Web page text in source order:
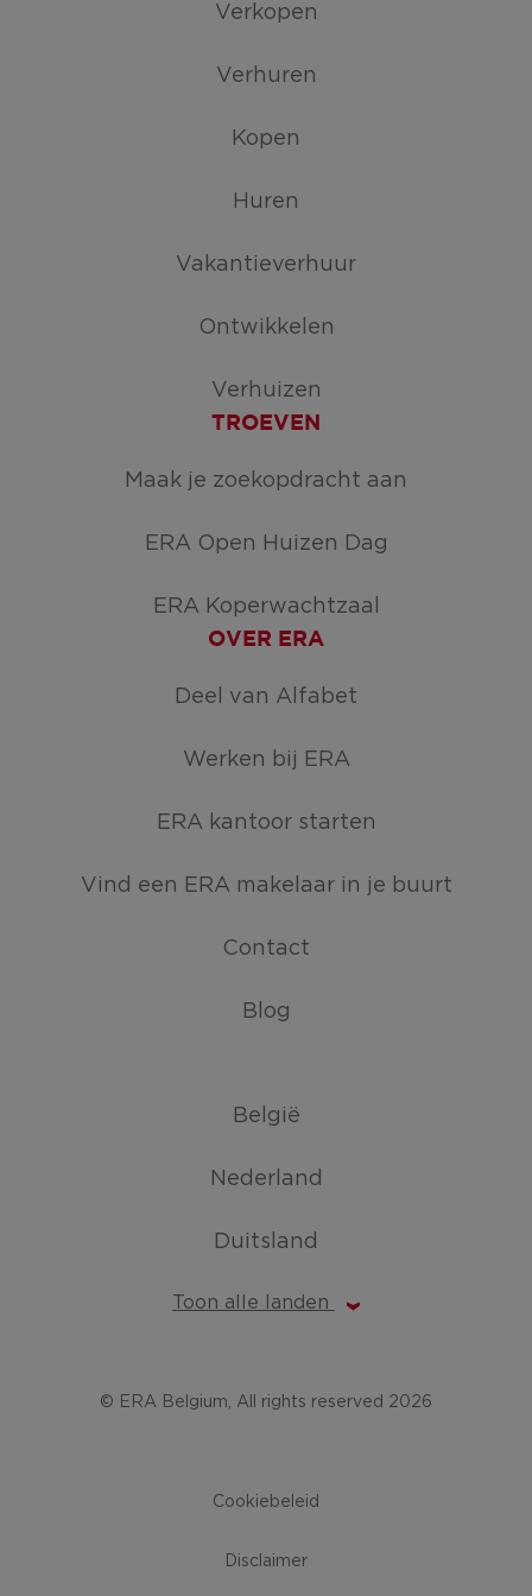
Verkopen
Verhuren
Kopen
Huren
Vakantieverhuur
Ontwikkelen
Verhuizen
TROEVEN
Maak je zoekopdracht aan
ERA Open Huizen Dag
ERA Koperwachtzaal
OVER ERA
Deel van Alfabet
Werken bij ERA
ERA kantoor starten
Vind een ERA makelaar in je buurt
Contact
Blog
België
Nederland
Duitsland
Toon alle landen
© ERA Belgium, All rights reserved 2026
Cookiebeleid
Disclaimer